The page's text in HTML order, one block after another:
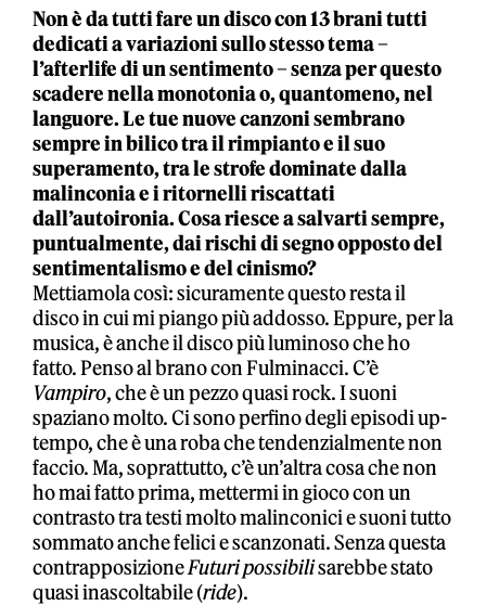
Non è da tutti fare un disco con 13 brani tutti
dedicati a variazioni sullo stesso tema –
l’afterlife di un sentimento – senza per questo
scadere nella monotonia o, quantomeno, nel
languore. Le tue nuove canzoni sembrano
sempre in bilico tra il rimpianto e il suo
superamento, tra le strofe dominate dalla
malinconia e i ritornelli riscattati
dall’autoironia. Cosa riesce a salvarti sempre,
puntualmente, dai rischi di segno opposto del
sentimentalismo e del cinismo?
Mettiamola così: sicuramente questo resta il
disco in cui mi piango più addosso. Eppure, per la
musica, è anche il disco più luminoso che ho
fatto. Penso al brano con Fulminacci. C’è
Vampiro, che è un pezzo quasi rock. I suoni
spaziano molto. Ci sono perfino degli episodi up-
tempo, che è una roba che tendenzialmente non
faccio. Ma, soprattutto, c’è un’altra cosa che non
ho mai fatto prima, mettermi in gioco con un
contrasto tra testi molto malinconici e suoni tutto
sommato anche felici e scanzonati. Senza questa
contrapposizioneFuturi possibilisarebbe stato
quasi inascoltabile (ride).